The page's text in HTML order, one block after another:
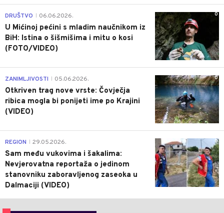
0
DRUŠTVO 06.06.2026.
U Mićinoj pećini s mladim naučnikom iz
BiH: Istina o šišmišima i mitu o kosi
(FOTO/VIDEO)
0
ZANIMLJIVOSTI 05.06.2026.
Otkriven trag nove vrste: Čovječja
ribica mogla bi ponijeti ime po Krajini
(VIDEO)
0
REGION 29.05.2026.
Sam među vukovima i šakalima:
Nevjerovatna reportaža o jedinom
stanovniku zaboravljenog zaseoka u
Dalmaciji (VIDEO)